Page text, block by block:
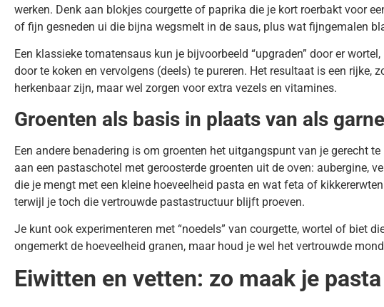
werken. Denk aan blokjes courgette of paprika die je kort roerbakt voor
of fijn gesneden ui die bijna wegsmelt in de saus, plus wat fijngemalen
Een klassieke tomatensaus kun je bijvoorbeeld “upgraden” door er
door te koken en vervolgens (deels) te pureren. Het resultaat is een rijke,
herkenbaar zijn, maar wel zorgen voor extra vezels en vitamines.
Groenten als basis in plaats van als
Een andere benadering is om groenten het uitgangspunt van je gerecht
aan een pastaschotel met geroosterde groenten uit de oven: aubergine,
die je mengt met een kleine hoeveelheid pasta en wat feta of
terwijl je toch die vertrouwde pastastructuur blijft proeven.
Je kunt ook experimenteren met “noedels” van courgette, wortel of biet
ongemerkt de hoeveelheid granen, maar houd je wel het vertrouwde
Eiwitten en vetten: zo maak je